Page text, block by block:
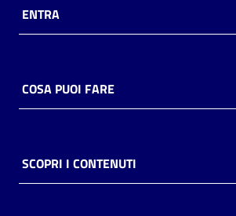
su
ENTRA
COSA PUOI FARE
SCOPRI I CONTENUTI